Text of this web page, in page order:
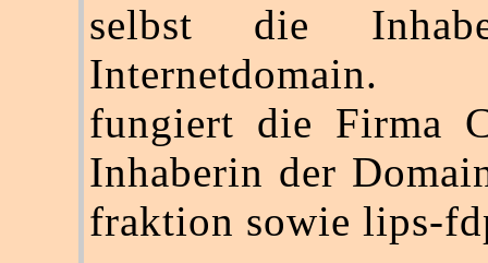
selbst die
Internetdomain.
fungiert die Firma
Inhaberin der
fraktion sowie lips-